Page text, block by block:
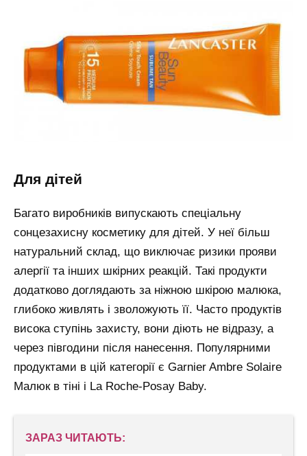
для дітей
Багато виробників випускають спеціальну
сонцезахисну косметику для дітей. У неї більш
натуральний склад, що виключає ризики прояви
алергії та інших шкірних реакцій. Такі продукти
додатково доглядають за ніжною шкірою малюка,
глибоко живлять і зволожують її. Часто продуктів
висока ступінь захисту, вони діють не відразу, а
через півгодини після нанесення. Популярними
продуктами в цій категорії є Garnier Ambre Solaire
Малюк в тіні і La Roche-Posay Baby.
ЗАРАЗ ЧИТАЮТЬ: